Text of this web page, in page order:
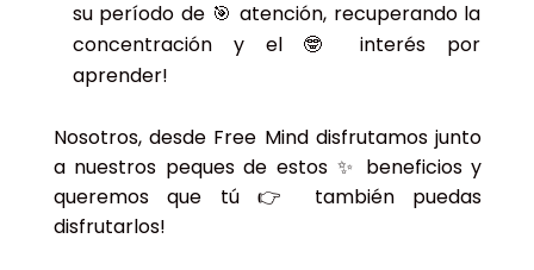
su período de 🎯 atención, recuperando la
concentración y el 🤓 interés por
aprender!
Nosotros, desde Free Mind disfrutamos junto
a nuestros peques de estos ✨ beneficios y
queremos que tú 👉 también puedas
disfrutarlos!